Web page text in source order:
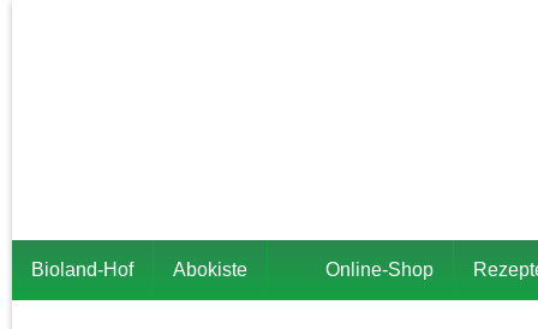
Bioland-Hof Abokiste Online-Shop